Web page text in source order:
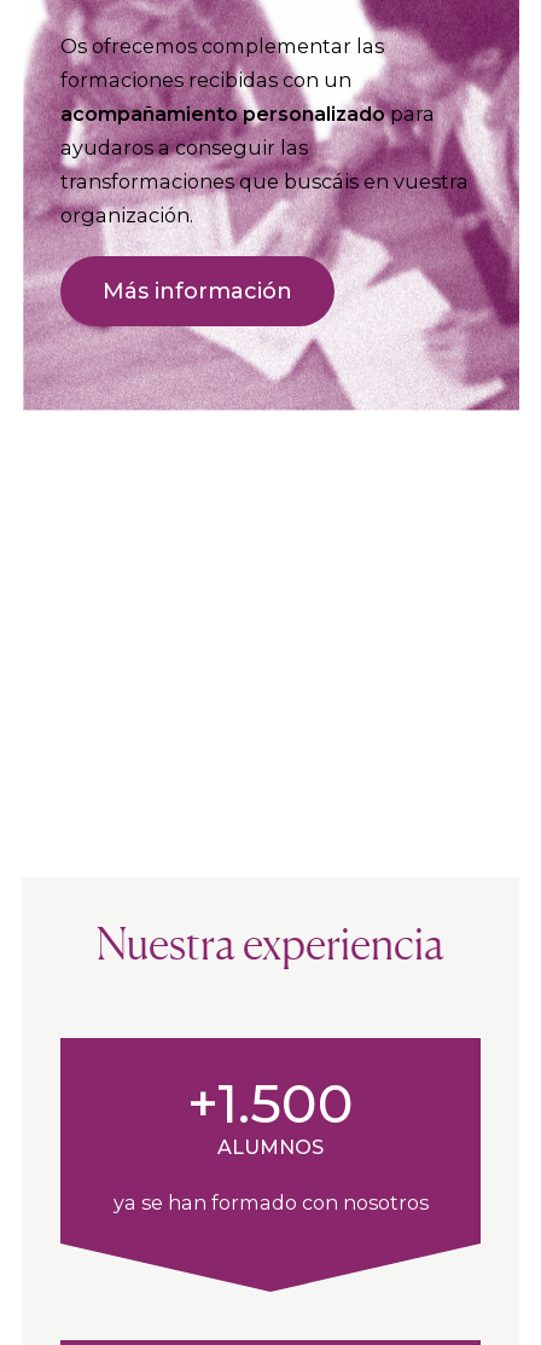
Os ofrecemos complementar las
formaciones recibidas con un
acompañamiento personalizadopara
ayudaros a conseguir las
transformaciones que buscáis en vuestra
organización.
Más información
Nuestra experiencia
+1.500
ALUMNOS
ya se han formado con nosotros